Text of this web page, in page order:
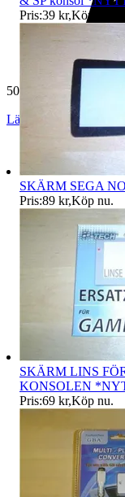
50 145 omdömen
Läs omdömen
Pris:39 kr,Köp nu
SKÄRM SEGA
Pris:89 kr,Köp nu.
SKÄRM LINS
KONSOLEN
Pris:69 kr,Köp nu.